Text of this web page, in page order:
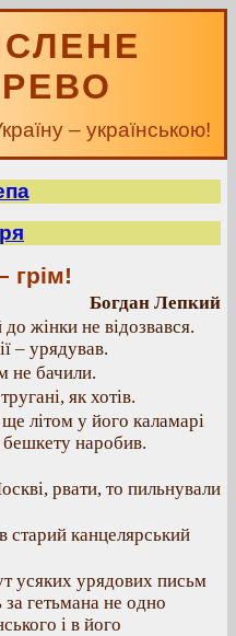
– українською!
грім!
Богдан Лепкий
жінки не відозвався.
– урядував.
не бачили.
як хотів.
літом у його каламарі
бешкету наробив.
рвати, то пильнували
старий канцелярський
усяких урядових письм
гетьмана не одно
і в його